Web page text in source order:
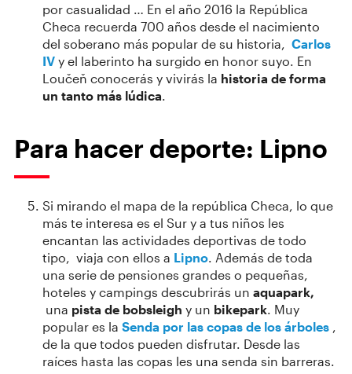
por casualidad … En el año 2016 la República
Checa recuerda 700 años desde el nacimiento
del soberano más popular de su historia, Carlos
IV y el laberinto ha surgido en honor suyo. En
Loučeň conocerás y vivirás la historia de forma
un tanto más lúdica.
Para hacer deporte: Lipno
Si mirando el mapa de la república Checa, lo que
más te interesa es el Sur y a tus niños les
encantan las actividades deportivas de todo
tipo, viaja con ellos a Lipno. Además de toda
una serie de pensiones grandes o pequeñas,
hoteles y campings descubrirás un aquapark,
una pista de bobsleigh y un bikepark. Muy
popular es la Senda por las copas de los árboles ,
de la que todos pueden disfrutar. Desde las
raíces hasta las copas les una senda sin barreras.